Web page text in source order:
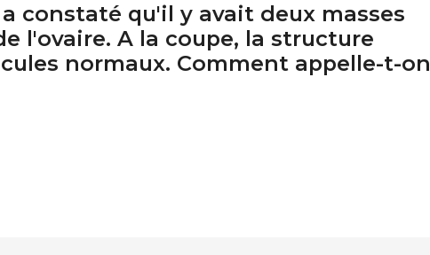
constaté qu'il y avait deux masses
l'ovaire. A la coupe, la structure
normaux. Comment appelle-t-on